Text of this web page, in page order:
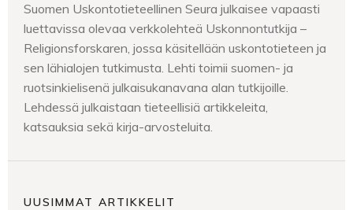
Suomen Uskontotieteellinen Seura julkaisee vapaasti
luettavissa olevaa verkkolehteä Uskonnontutkija –
Religionsforskaren, jossa käsitellään uskontotieteen ja
sen lähialojen tutkimusta. Lehti toimii suomen- ja
ruotsinkielisenä julkaisukanavana alan tutkijoille.
Lehdessä julkaistaan tieteellisiä artikkeleita,
katsauksia sekä kirja-arvosteluita.
UUSIMMAT ARTIKKELIT